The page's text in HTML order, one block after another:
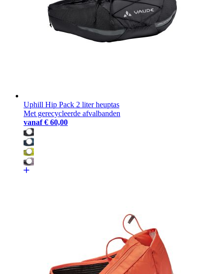
Uphill Hip Pack 2 liter heuptas
Met gerecycleerde afvalbanden
vanaf € 60,00